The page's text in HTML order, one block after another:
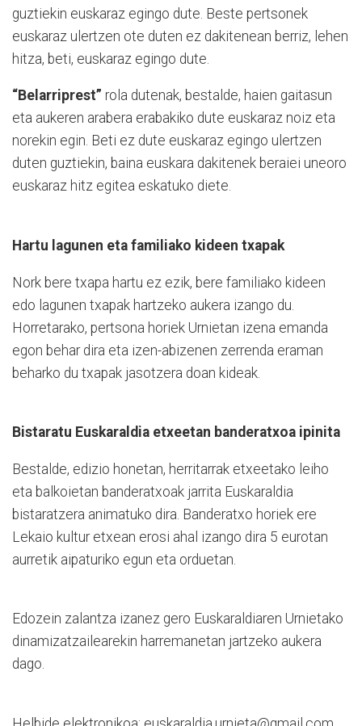
guztiekin euskaraz egingo dute. Beste pertsonek
euskaraz ulertzen ote duten ez dakitenean berriz, lehen
hitza, beti, euskaraz egingo dute.
“Belarriprest” rola dutenak, bestalde, haien gaitasun
eta aukeren arabera erabakiko dute euskaraz noiz eta
norekin egin. Beti ez dute euskaraz egingo ulertzen
duten guztiekin, baina euskara dakitenek beraiei uneoro
euskaraz hitz egitea eskatuko diete.
Hartu lagunen eta familiako kideen txapak
Nork bere txapa hartu ez ezik, bere familiako kideen
edo lagunen txapak hartzeko aukera izango du.
Horretarako, pertsona horiek Urnietan izena emanda
egon behar dira eta izen-abizenen zerrenda eraman
beharko du txapak jasotzera doan kideak.
Bistaratu Euskaraldia etxeetan banderatxoa ipinita
Bestalde, edizio honetan, herritarrak etxeetako leiho
eta balkoietan banderatxoak jarrita Euskaraldia
bistaratzera animatuko dira. Banderatxo horiek ere
Lekaio kultur etxean erosi ahal izango dira 5 eurotan
aurretik aipaturiko egun eta orduetan.
Edozein zalantza izanez gero Euskaraldiaren Urnietako
dinamizatzailearekin harremanetan jartzeko aukera
dago.